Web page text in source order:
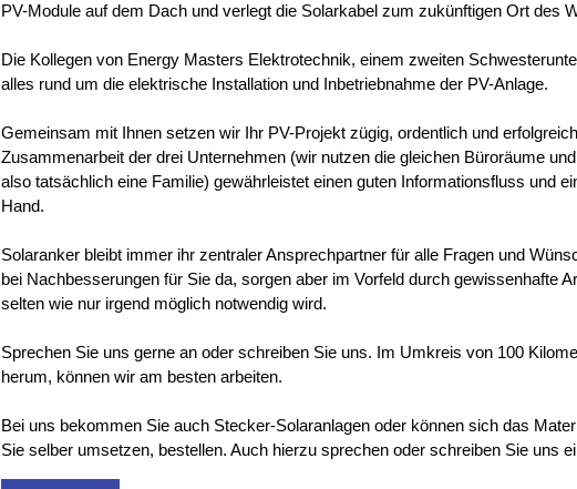
PV-Module auf dem Dach und verlegt die Solarkabel zum zukünftigen Ort des
Die Kollegen von Energy Masters Elektrotechnik, einem zweiten
alles rund um die elektrische Installation und Inbetriebnahme der PV-Anlage.
Gemeinsam mit Ihnen setzen wir Ihr PV-Projekt zügig, ordentlich und
Zusammenarbeit der drei Unternehmen (wir nutzen die gleichen Büroräume
also tatsächlich eine Familie) gewährleistet einen guten Informationsfluss und
Hand.
Solaranker bleibt immer ihr zentraler Ansprechpartner für alle Fragen und
bei Nachbesserungen für Sie da, sorgen aber im Vorfeld durch gewissenhafte
selten wie nur irgend möglich notwendig wird.
Sprechen Sie uns gerne an oder schreiben Sie uns. Im Umkreis von 100
herum, können wir am besten arbeiten.
Bei uns bekommen Sie auch Stecker-Solaranlagen oder können sich das
Sie selber umsetzen, bestellen. Auch hierzu sprechen oder schreiben Sie uns